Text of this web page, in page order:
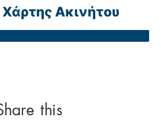
Ακινήτου
this